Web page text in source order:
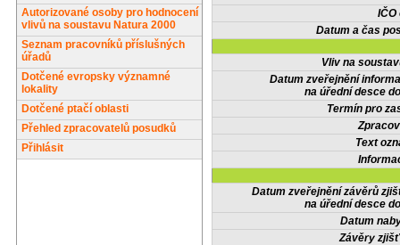
Autorizované osoby pro hodnocení
vlivů na soustavu Natura 2000
Seznam pracovníků příslušných
úřadů
Dotčené evropsky významné
lokality
Dotčené ptačí oblasti
Přehled zpracovatelů posudků
Přihlásit
IČO
Datum a čas
Vliv na
Datum zveřejnění
na úřední desce
Termín pro
Text
Datum zveřejnění závěrů
na úřední desce
Datum
Závěry